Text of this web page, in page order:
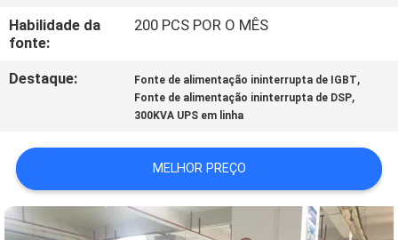
CONTACTE-
NOS
SOLICITE UM
ORÇAMENTO
Habilidade da
fonte:
200 PCS POR O MÊS
Destaque: Fonte de alimentação ininterrupta de IGBT,
Fonte de alimentação ininterrupta de DSP,
300KVA UPS em linha
MELHOR PREÇO